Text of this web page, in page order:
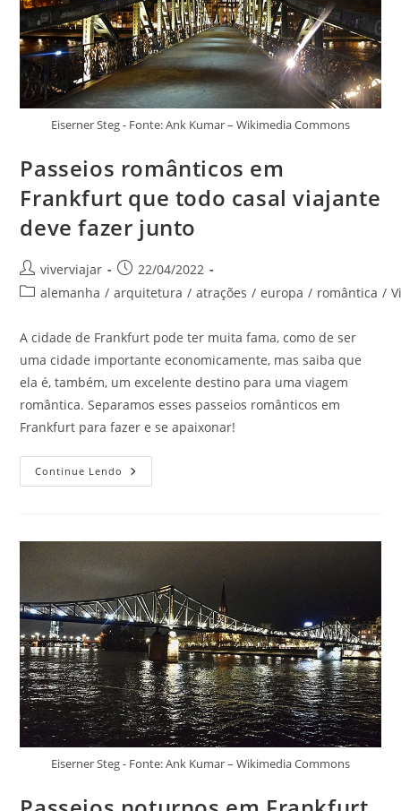
Eiserner Steg - Fonte: Ank Kumar – Wikimedia Commons
Passeios românticos em
Frankfurt que todo casal viajante
deve fazer junto
Autor
do
viverviajar
Post
publicado:
22/04/2022
Categoria
post:
alemanha / arquitetura / atrações / europa / romântica /
A cidade de Frankfurt pode ter muita fama, como de ser
uma cidade importante economicamente, mas saiba que
ela é, também, um excelente destino para uma viagem
romântica. Separamos esses passeios românticos em
Frankfurt para fazer e se apaixonar!
Continue Lendo Passeios
Românticos
Casal
Deve
Fazer
Junto
Eiserner Steg - Fonte: Ank Kumar – Wikimedia Commons